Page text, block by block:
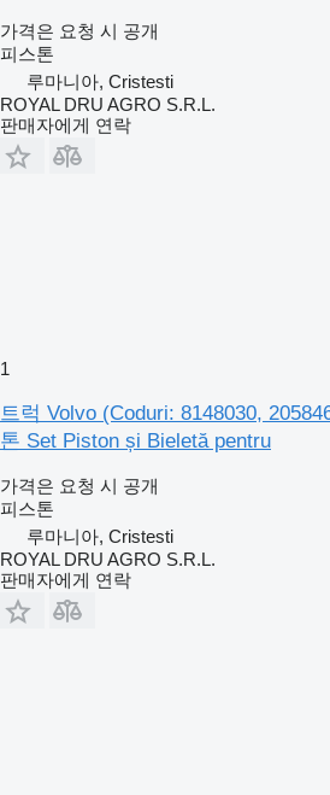
가격은 요청 시 공개
피스톤
루마니아, Cristesti
ROYAL DRU AGRO S.R.L.
판매자에게 연락
1
트럭 Volvo (Coduri: 8148030,
톤 Set Piston și Bieletă pentru
가격은 요청 시 공개
피스톤
루마니아, Cristesti
ROYAL DRU AGRO S.R.L.
판매자에게 연락